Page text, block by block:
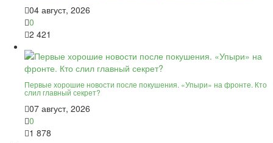
04 август, 2026
0
2 421
Первые хорошие новости после покушения. «Упыри» на фронте. Кто
слил главный секрет?
07 август, 2026
0
1 878